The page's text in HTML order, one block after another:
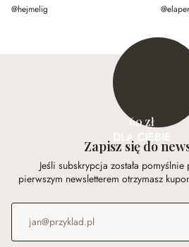
@hejmelig
60 zł
DLA CIEBIE
Zapisz się do
Jeśli subskrypcja została
pierwszym newsletterem otrzymasz
Adres e-mail